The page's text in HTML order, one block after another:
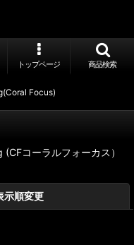
トップページ 商品検索
Focus)
コーラルフォーカス）
示順変更